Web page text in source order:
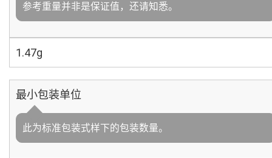
参考重量并非是保证值，还请知悉。
1.47g
最小包装单位
此为标准包装式样下的包装数量。